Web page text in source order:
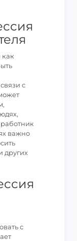
с
важно
других
с